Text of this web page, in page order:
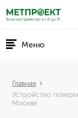
Меню
Главная
Устройство
Москве